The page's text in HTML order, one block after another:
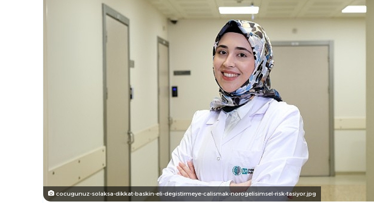
cocugunuz-solaksa-dikkat-baskin-eli-degistirmeye-calismak-norogelisimsel-risk-tasiyor.jpg